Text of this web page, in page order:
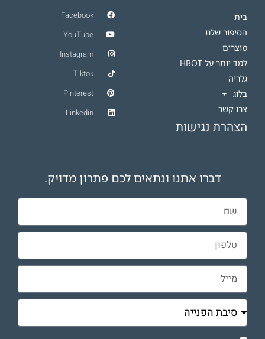
בית
הסיפור שלנו
מוצרים
למד יותר על HBOT​
גלריה
בלוג
צרו קשר
הצהרת נגישות
Facebook
YouTube
Instagram
Tiktok
Pinterest
Linkedin
דברו אתנו ונתאים לכם פתרון מדויק.